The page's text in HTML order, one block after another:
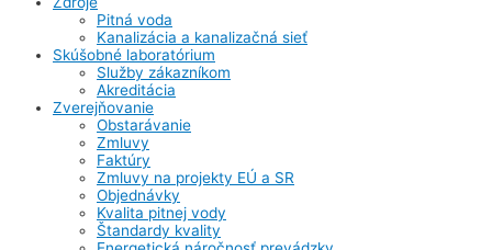
Pitná voda
Kanalizácia a kanalizačná sieť
Skúšobné laboratórium
Služby zákazníkom
Akreditácia
Zverejňovanie
Obstarávanie
Zmluvy
Faktúry
Zmluvy na projekty EÚ a SR
Objednávky
Kvalita pitnej vody
Štandardy kvality